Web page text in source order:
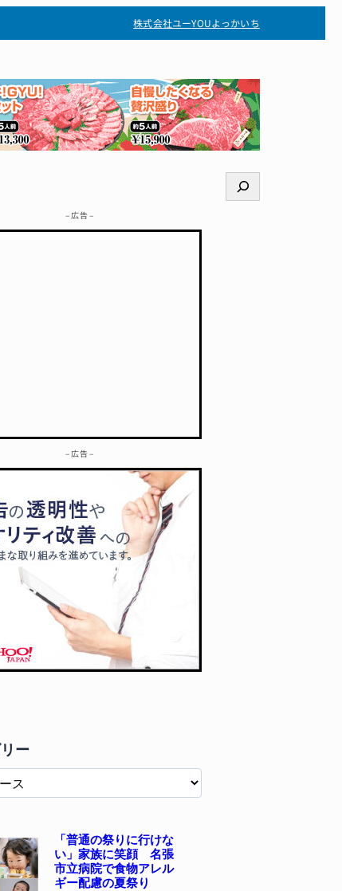
株式会社ユーYOUよっかいち
検
索
– 広告 –
– 広告 –
ー
「普通の祭りに行けな
い」家族に笑顔 名張
市立病院で食物アレル
ギー配慮の夏祭り